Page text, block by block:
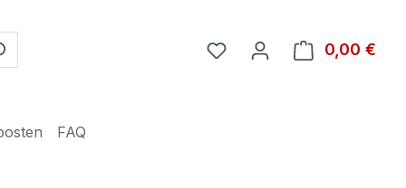
Du hast 0 Produkte auf
0,00 €
FAQ